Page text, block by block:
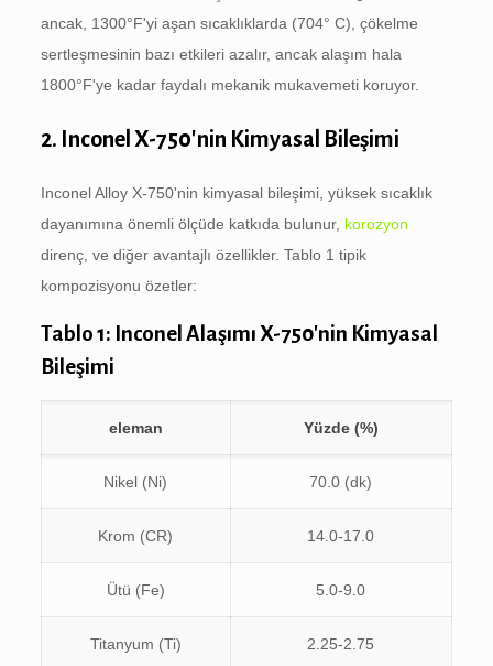
ancak, 1300°F'yi aşan sıcaklıklarda (704° C), çökelme
sertleşmesinin bazı etkileri azalır, ancak alaşım hala
1800°F'ye kadar faydalı mekanik mukavemeti koruyor.
2. Inconel X-750'nin Kimyasal Bileşimi
Inconel Alloy X-750'nin kimyasal bileşimi, yüksek sıcaklık
dayanımına önemli ölçüde katkıda bulunur, korozyon
direnç, ve diğer avantajlı özellikler. Tablo 1 tipik
kompozisyonu özetler:
Tablo 1: Inconel Alaşımı X-750'nin Kimyasal
Bileşimi
eleman Yüzde (%)
Nikel (Ni) 70.0 (dk)
Krom (CR) 14.0-17.0
Ütü (Fe) 5.0-9.0
Titanyum (Ti) 2.25-2.75